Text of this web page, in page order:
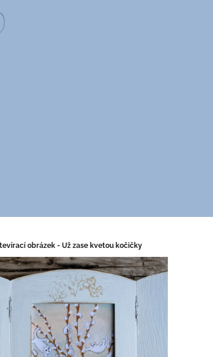
obrázek - Už zase kvetou kočičky